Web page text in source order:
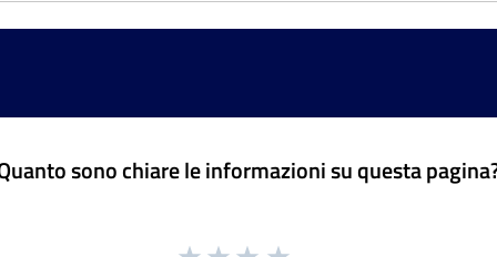
sono chiare le informazioni su questa